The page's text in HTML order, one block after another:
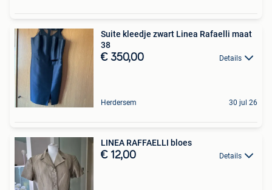
Suite kleedje zwart Linea Rafaelli maat
38
€ 350,00 Details
Herdersem 30 jul 26
LINEA RAFFAELLI bloes
€ 12,00 Details